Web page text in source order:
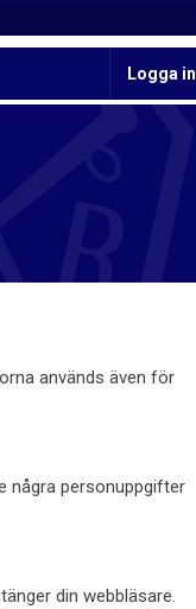
Logga in
används även för
några personuppgifter
din webbläsare.